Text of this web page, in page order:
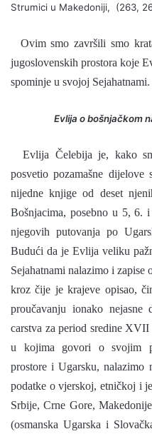
Strumici u Makedoniji, (263,
Ovim smo završili smo
jugoslovenskih prostora koje
spominje u svojoj Sejahatnami.
Evlija o bošnjačkom
Evlija Čelebija je, kako
posvetio pozamašne dijelove
nijedne knjige od deset
Bošnjacima, posebno u 5, 6.
njegovih putovanja po
Budući da je Evlija veliku
Sejahatnami nalazimo i
kroz čije je krajeve opisao,
proučavanju ionako nejasne
carstva za period sredine
u kojima govori o svojim
prostore i Ugarsku, nalazimo
podatke o vjerskoj, etničkoj i
Srbije, Crne Gore,
(osmanska Ugarska i